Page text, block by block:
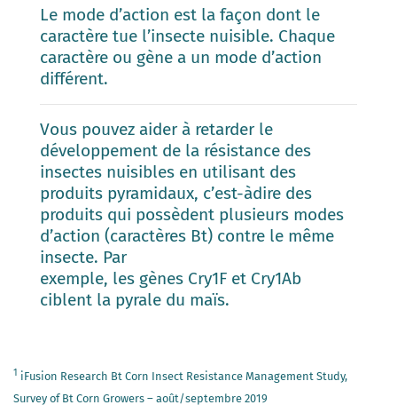
Le mode d’action est la façon dont le
caractère tue l’insecte nuisible. Chaque
caractère ou gène a un mode d’action
différent.
Vous pouvez aider à retarder le
développement de la résistance des
insectes nuisibles en utilisant des
produits pyramidaux, c’est-àdire des
produits qui possèdent plusieurs modes
d’action (caractères Bt) contre le même
insecte. Par
exemple, les gènes Cry1F et Cry1Ab
ciblent la pyrale du maïs.
1 iFusion Research Bt Corn Insect Resistance Management Study,
Survey of Bt Corn Growers – août/septembre 2019